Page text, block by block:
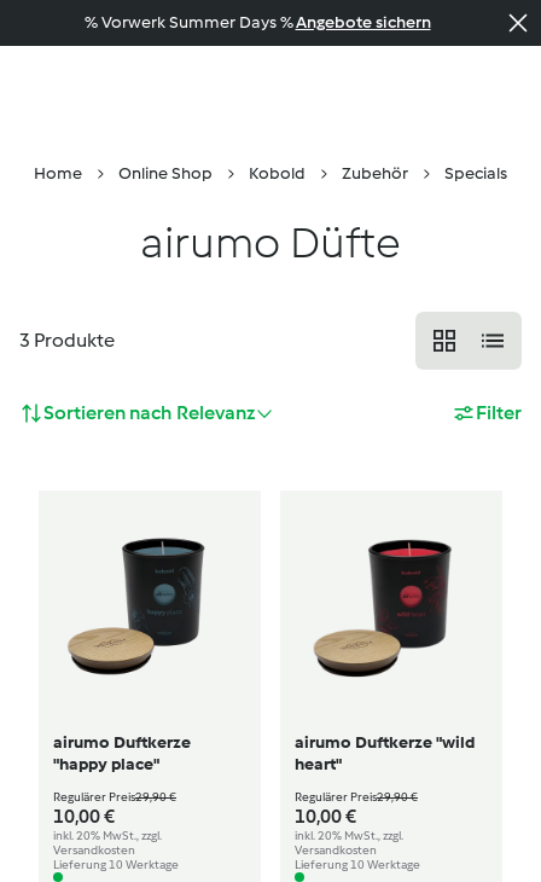
% Vorwerk Summer Days %Angebote sichern
Home Online Shop Kobold Zubehör Specials
airumo Düfte
3 Produkte
Sortieren nach Relevanz Filter
airumo Duftkerze
"happy place"
Regulärer Preis29,90 €
10,00 €
inkl. 20% MwSt., zzgl.
Versandkosten
Lieferung 10 Werktage
airumo Duftkerze "wild
heart"
Regulärer Preis29,90 €
10,00 €
inkl. 20% MwSt., zzgl.
Versandkosten
Lieferung 10 Werktage